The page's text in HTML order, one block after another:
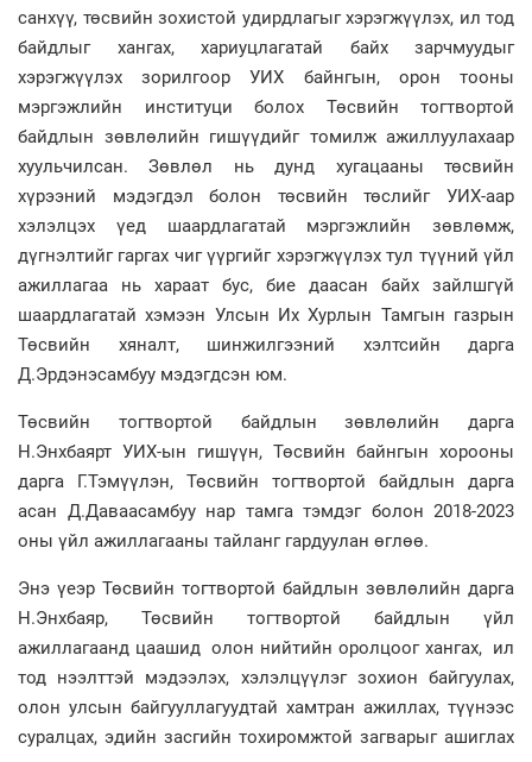
санхүү, төсвийн зохистой удирдлагыг хэрэгжүүлэх, ил тод
байдлыг хангах, хариуцлагатай байх зарчмуудыг
хэрэгжүүлэх зорилгоор УИХ байнгын, орон тооны
мэргэжлийн институци болох Төсвийн тогтвортой
байдлын зөвлөлийн гишүүдийг томилж ажиллуулахаар
хуульчилсан. Зөвлөл нь дунд хугацааны төсвийн
хүрээний мэдэгдэл болон төсвийн төслийг УИХ-аар
хэлэлцэх үед шаардлагатай мэргэжлийн зөвлөмж,
дүгнэлтийг гаргах чиг үүргийг хэрэгжүүлэх тул түүний үйл
ажиллагаа нь хараат бус, бие даасан байх зайлшгүй
шаардлагатай хэмээн Улсын Их Хурлын Тамгын газрын
Төсвийн хяналт, шинжилгээний хэлтсийн дарга
Д.Эрдэнэсамбуу мэдэгдсэн юм.
Төсвийн тогтвортой байдлын зөвлөлийн дарга
Н.Энхбаярт УИХ-ын гишүүн, Төсвийн байнгын хорооны
дарга Г.Тэмүүлэн, Төсвийн тогтвортой байдлын дарга
асан Д.Даваасамбуу нар тамга тэмдэг болон 2018-2023
оны үйл ажиллагааны тайланг гардуулан өглөө.
Энэ үеэр Төсвийн тогтвортой байдлын зөвлөлийн дарга
Н.Энхбаяр, Төсвийн тогтвортой байдлын үйл
ажиллагаанд цаашид олон нийтийн оролцоог хангах, ил
тод нээлттэй мэдээлэх, хэлэлцүүлэг зохион байгуулах,
олон улсын байгууллагуудтай хамтран ажиллах, түүнээс
суралцах, эдийн засгийн тохиромжтой загварыг ашиглах